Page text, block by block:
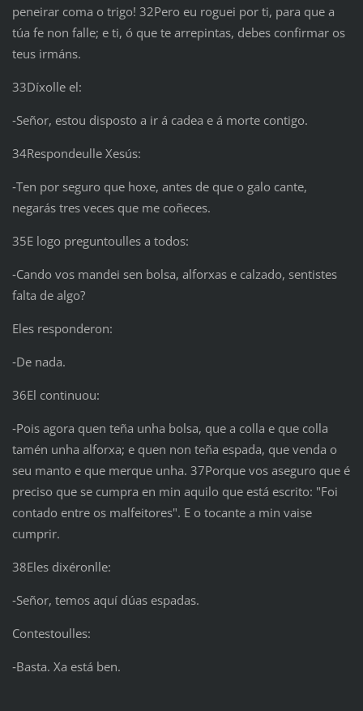
peneirar coma o trigo! 32Pero eu roguei por ti, para que a
túa fe non falle; e ti, ó que te arrepintas, debes confirmar os
teus irmáns.
33Díxolle el:
‑Señor, estou disposto a ir á cadea e á morte contigo.
34Respondeulle Xesús:
‑Ten por seguro que hoxe, antes de que o galo cante,
negarás tres veces que me coñeces.
35E logo preguntoulles a todos:
‑Cando vos mandei sen bolsa, alforxas e calzado, sentistes
falta de algo?
Eles responderon:
‑De nada.
36El continuou:
‑Pois agora quen teña unha bolsa, que a colla e que colla
tamén unha alforxa; e quen non teña espada, que venda o
seu manto e que merque unha. 37Porque vos aseguro que é
preciso que se cumpra en min aquilo que está escrito: "Foi
contado entre os malfeitores". E o tocante a min vaise
cumprir.
38Eles dixéronlle:
‑Señor, temos aquí dúas espadas.
Contestoulles:
‑Basta. Xa está ben.